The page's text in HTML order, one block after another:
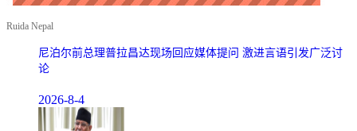
Ruida Nepal
尼泊尔前总理普拉昌达现场回应媒体提问 激进言语引发广泛讨
论
2026-8-4